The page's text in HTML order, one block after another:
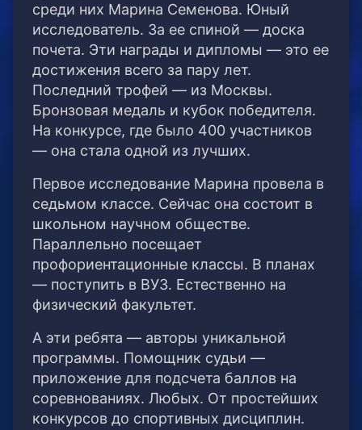
среди них Марина Семенова. Юный
исследователь. За ее спиной — доска
почета. Эти награды и дипломы — это ее
достижения всего за пару лет.
Последний трофей — из Москвы.
Бронзовая медаль и кубок победителя.
На конкурсе, где было 400 участников
— она стала одной из лучших.
Первое исследование Марина провела в
седьмом классе. Сейчас она состоит в
школьном научном обществе.
Параллельно посещает
профориентационные классы. В планах
— поступить в ВУЗ. Естественно на
физический факультет.
А эти ребята — авторы уникальной
программы. Помощник судьи —
приложение для подсчета баллов на
соревнованиях. Любых. От простейших
конкурсов до спортивных дисциплин.